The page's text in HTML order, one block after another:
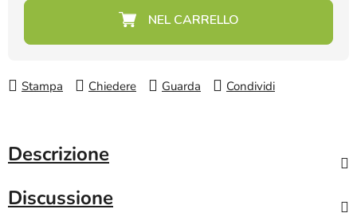
Prezzo della misura:
Stampa Chiedere Guarda Condividi
Descrizione
Discussione